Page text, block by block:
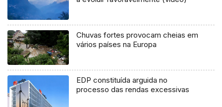
Chuvas fortes provocam cheias em
vários países na Europa
EDP constituída arguida no
processo das rendas excessivas